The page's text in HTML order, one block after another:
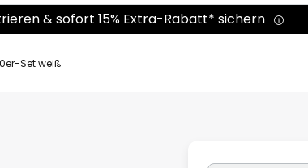
& sofort 15% Extra-Rabatt* sichern
Set weiß